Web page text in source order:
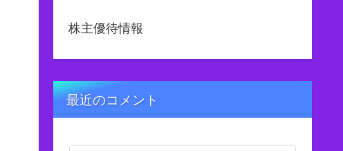
株主優待情報
最近のコメント